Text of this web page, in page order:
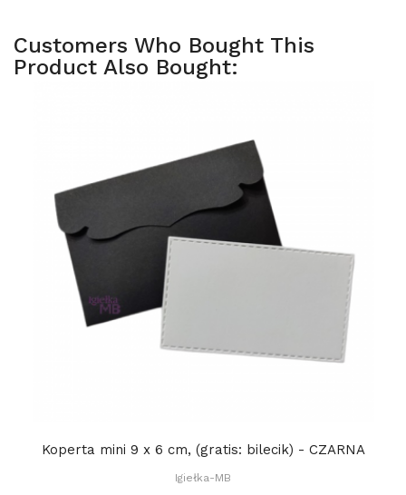
Customers Who Bought This
Product Also Bought:
Koperta mini 9 x 6 cm, (gratis: bilecik) - CZARNA
Igiełka-MB